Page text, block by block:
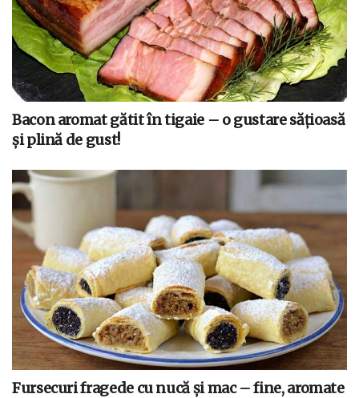
Bacon aromat gătit în tigaie – o gustare sățioasă
și plină de gust!
Fursecuri fragede cu nucă și mac – fine, aromate